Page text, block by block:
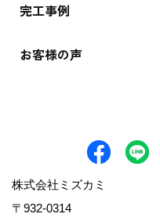
完工事例
お客様の声
株式会社ミズカミ
〒932-0314